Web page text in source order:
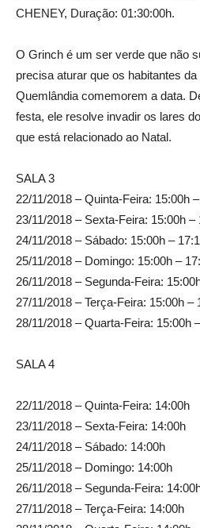
CHENEY, Duração: 01:30:00h.
O Grinch é um ser verde que não
precisa aturar que os habitantes
Quemlândia comemorem a data.
festa, ele resolve invadir os lares
que está relacionado ao Natal.
SALA 3
22/11/2018 – Quinta-Feira: 15:00h
23/11/2018 – Sexta-Feira: 15:00h –
24/11/2018 – Sábado: 15:00h –
25/11/2018 – Domingo: 15:00h –
26/11/2018 – Segunda-Feira:
27/11/2018 – Terça-Feira: 15:00h –
28/11/2018 – Quarta-Feira: 15:00h
SALA 4
22/11/2018 – Quinta-Feira: 14:00h
23/11/2018 – Sexta-Feira: 14:00h
24/11/2018 – Sábado: 14:00h
25/11/2018 – Domingo: 14:00h
26/11/2018 – Segunda-Feira:
27/11/2018 – Terça-Feira: 14:00h